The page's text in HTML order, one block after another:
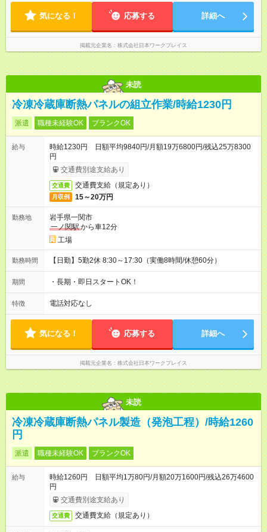
気になる！ 応募する 詳細へ
掲載元企業名 株式会社日本ワークプレイス
未読
冷凍冷蔵庫断熱パネルの組立作業/時給1230円
派遣 職種未経験OK ブランクOK
給与
時給1230円 日額平均9840円/月額19万6800円/残込25万8300
円
交通費別途支給あり
交通費 交通費支給（規定あり）
月収例 15～20万円
勤務地
岩手県一関市
一ノ関駅から車12分
工場
勤務時間 【日勤】5勤2休 8:30～17:30（実働8時間/休憩60分）
期間 ・長期・即日スタートOK！
特徴 電話対応なし
気になる！ 応募する 詳細へ
掲載元企業名 株式会社日本ワークプレイス
未読
冷凍冷蔵庫断熱パネル製造（発泡工程）/時給1260
円
派遣 職種未経験OK ブランクOK
給与
時給1260円 日額平均1万80円/月額20万1600円/残込26万4600
円
交通費別途支給あり
交通費 交通費支給（規定あり）